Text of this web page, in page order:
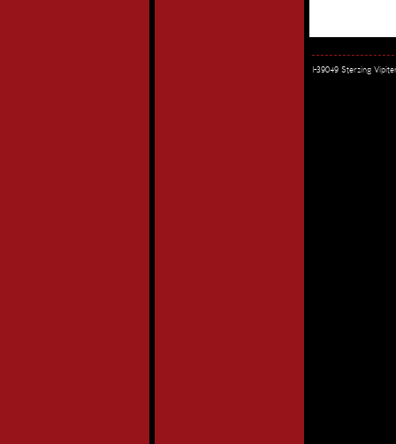
I-39049 Sterzing